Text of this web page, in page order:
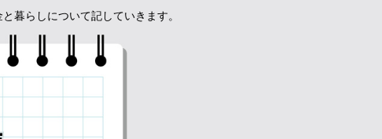
暮らしについて記していきます。